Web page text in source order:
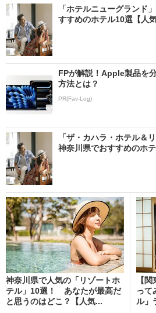
「ホテルニューグラン
すすめのホテル10選【人
FPが解説！Apple製品を
方法とは？
PR(Fav-Log)
「ザ・カハラ・ホテル＆
神奈川県でおすすめのホ
神奈川県で人気の「リゾートホ
テル」10選！ あなたが最高だ
と思うのはどこ？【人気...
【
って
ル」